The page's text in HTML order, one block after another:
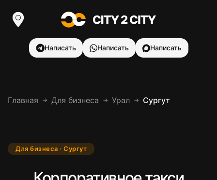
Написать Написать Написать
Главная → Для бизнеса → Урал → Сургут
Для бизнеса · Сургут